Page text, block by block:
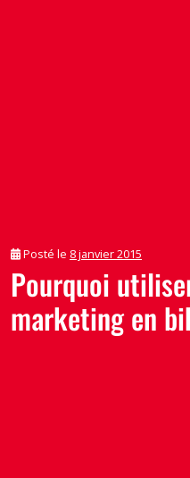
Posté le 8 janvier 2015
Pourquoi
marketing en